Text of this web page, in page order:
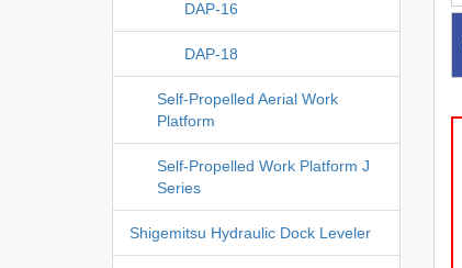
DAP-16
DAP-18
Self-Propelled Aerial Work
Platform
Self-Propelled Work Platform J
Series
Shigemitsu Hydraulic Dock Leveler